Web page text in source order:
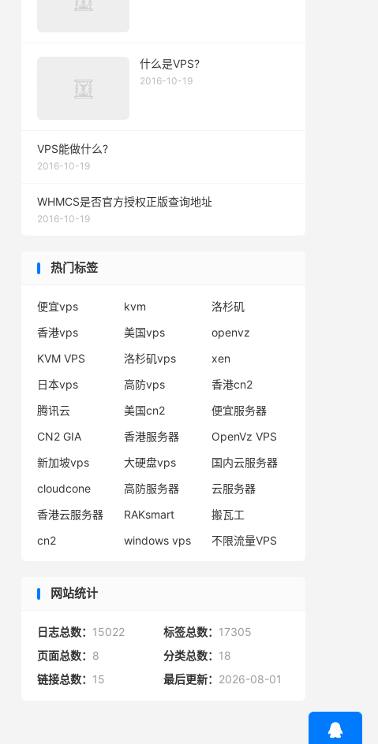
什么是VPS?
2016-10-19
VPS能做什么?
2016-10-19
WHMCS是否官方授权正版查询地址
2016-10-19
热门标签
便宜vps kvm
洛杉矶
香港vps
美国vps
openvz
KVM VPS
洛杉矶vps
xen
日本vps
高防vps
香港cn2
腾讯云
美国cn2
便宜服务器
CN2 GIA
香港服务器
OpenVz VPS
新加坡vps
大硬盘vps
国内云服务器
cloudcone
高防服务器
云服务器
香港云服务器
RAKsmart
搬瓦工
cn2
windows vps 不限流量VPS
网站统计
日志总数： 15022 标签总数： 17305
页面总数： 8 分类总数： 18
链接总数： 15 最后更新： 2026-08-01
